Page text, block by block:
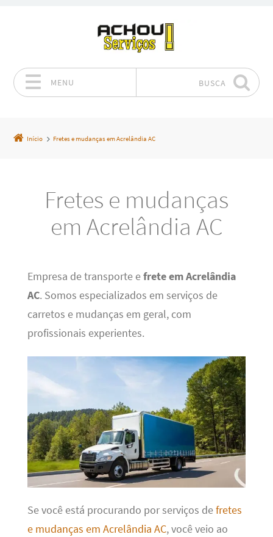
MENU BUSCA
Início Fretes e mudanças em Acrelândia AC
Fretes e mudanças
em Acrelândia AC
Empresa de transporte efrete em Acrelândia
AC. Somos especializados em serviços de
carretos e mudanças em geral, com
profissionais experientes.
Se você está procurando por serviços defretes
e mudanças em Acrelândia AC, você veio ao